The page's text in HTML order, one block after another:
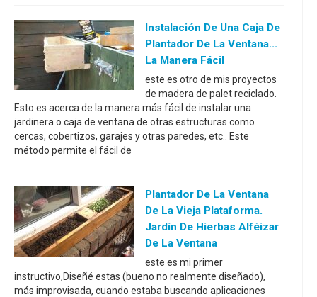
Instalación De Una Caja De
Plantador De La Ventana...
La Manera Fácil
este es otro de mis proyectos
de madera de palet reciclado.
Esto es acerca de la manera más fácil de instalar una
jardinera o caja de ventana de otras estructuras como
cercas, cobertizos, garajes y otras paredes, etc.. Este
método permite el fácil de
Plantador De La Ventana
De La Vieja Plataforma.
Jardín De Hierbas Alféizar
De La Ventana
este es mi primer
instructivo,Diseñé estas (bueno no realmente diseñado),
más improvisada, cuando estaba buscando aplicaciones